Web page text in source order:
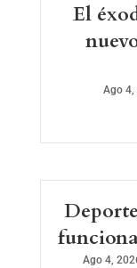
El
Ago 4,
Ago 4,